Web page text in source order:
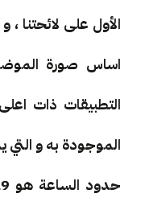
الأول على لائحتنا
التطبيقات ذات
الموجودة به و التي